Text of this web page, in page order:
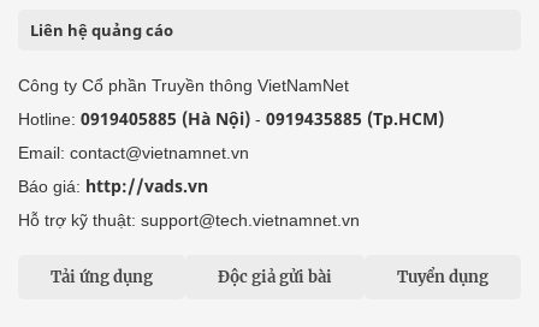
Liên hệ quảng cáo
Công ty Cổ phần Truyền thông VietNamNet
Hotline: 0919405885 (Hà Nội) - 0919435885 (Tp.HCM)
Email: contact@vietnamnet.vn
Báo giá: http://vads.vn
Hỗ trợ kỹ thuật: support@tech.vietnamnet.vn
Tải ứng dụng Độc giả gửi bài Tuyển dụng